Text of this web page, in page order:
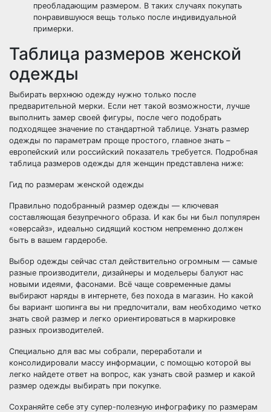
преобладающим размером. В таких случаях покупать
понравившуюся вещь только после индивидуальной
примерки.
Таблица размеров женской
одежды
Выбирать верхнюю одежду нужно только после
предварительной мерки. Если нет такой возможности, лучше
выполнить замер своей фигуры, после чего подобрать
подходящее значение по стандартной таблице. Узнать размер
одежды по параметрам проще простого, главное знать –
европейский или российский показатель требуется. Подробная
таблица размеров одежды для женщин представлена ниже:
Гид по размерам женской одежды
Правильно подобранный размер одежды — ключевая
составляющая безупречного образа. И как бы ни был популярен
«оверсайз», идеально сидящий костюм непременно должен
быть в вашем гардеробе.
Выбор одежды сейчас стал действительно огромным — самые
разные производители, дизайнеры и модельеры балуют нас
новыми идеями, фасонами. Всё чаще современные дамы
выбирают наряды в интернете, без похода в магазин. Но какой
бы вариант шопинга вы ни предпочитали, вам необходимо четко
знать свой размер и легко ориентироваться в маркировке
разных производителей.
Специально для вас мы собрали, переработали и
консолидировали массу информации, с помощью которой вы
легко найдете ответ на вопрос, как узнать свой размер и какой
размер одежды выбирать при покупке.
Сохраняйте себе эту супер-полезную инфографику по размерам